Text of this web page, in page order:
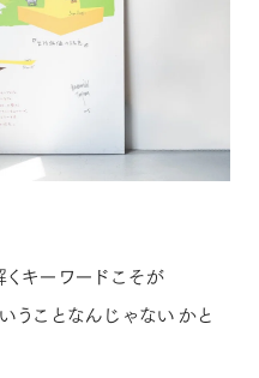
キーワードこそが
うことなんじゃないかと